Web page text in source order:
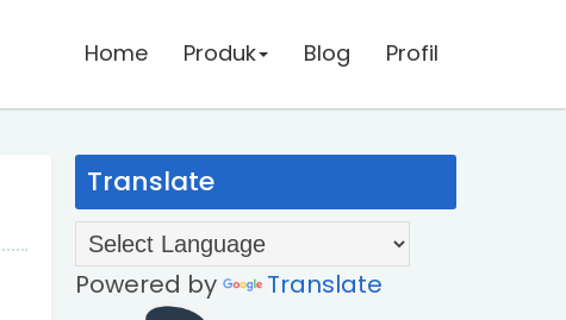
Home Produk Blog Profil
Home Produk Blog Profil
Translate
Powered by Translate